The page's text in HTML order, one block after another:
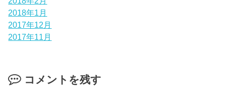
2018年1月
2017年12月
2017年11月
コメントを残す